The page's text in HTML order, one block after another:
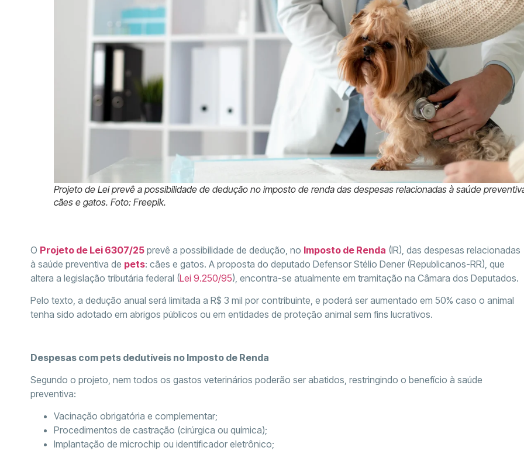
Projeto de Lei prevê a possibilidade de dedução no imposto de renda das despesas relacionadas à saúde
cães e gatos. Foto: Freepik.
O Projeto de Lei 6307/25 prevê a possibilidade de dedução, no Imposto de Renda (IR), das despesas relacionadas
à saúde preventiva de pets: cães e gatos. A proposta do deputado Defensor Stélio Dener (Republicanos-RR), que
altera a legislação tributária federal (Lei 9.250/95), encontra-se atualmente em tramitação na Câmara dos Deputados.
Pelo texto, a dedução anual será limitada a R$ 3 mil por contribuinte, e poderá ser aumentado em 50% caso o animal
tenha sido adotado em abrigos públicos ou em entidades de proteção animal sem fins lucrativos.
Despesas com pets dedutíveis no Imposto de Renda
Segundo o projeto, nem todos os gastos veterinários poderão ser abatidos, restringindo o benefício à saúde
preventiva:
Vacinação obrigatória e complementar;
Procedimentos de castração (cirúrgica ou química);
Implantação de microchip ou identificador eletrônico;